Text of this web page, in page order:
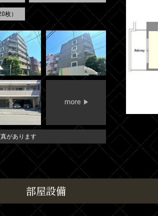
枚）
があります
部屋設備